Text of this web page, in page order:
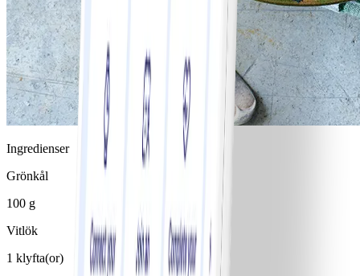
Ingredienser
Grönkål
100 g
Vitlök
1 klyfta(or)